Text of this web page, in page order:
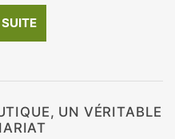
UN VÉRITABLE